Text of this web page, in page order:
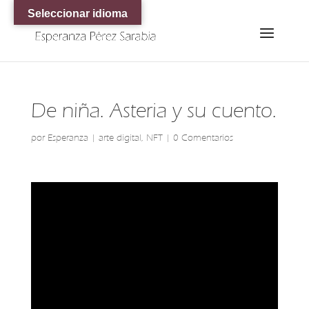
De niña. Asteria y su cuento.
por Esperanza | arte digital, NFT| 0 Comentarios
Seleccionar idioma